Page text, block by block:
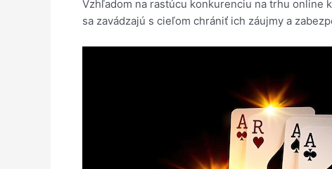
Vzhľadom na rastúcu konkurenciu na trhu online
sa zavádzajú s cieľom chrániť ich záujmy a